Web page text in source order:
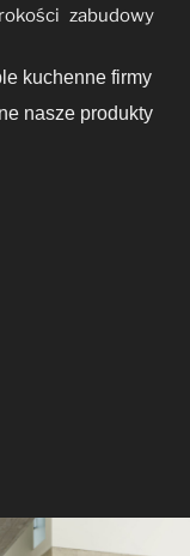
zabudowy
kuchenne firmy
nasze produkty